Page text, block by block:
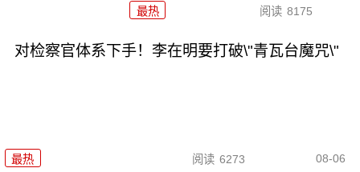
最热 阅读 8175
对检察官体系下手！李在明要打破\"青瓦台魔咒\"
最热 阅读 6273 08-06